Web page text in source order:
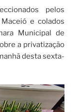
pelos
e colados
Municipal de
a privatização
desta sexta-